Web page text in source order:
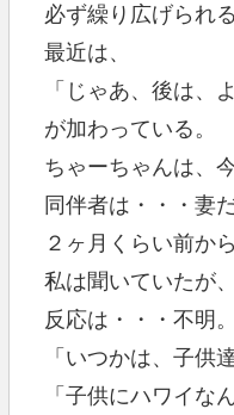
必ず繰り広げられ
最近は、
「じゃあ、後は、
が加わっている。
ちゃーちゃんは、
同伴者は・・・妻だ
２ヶ月くらい前か
私は聞いていたが
反応は・・・不明。
「いつかは、子供
「子供にハワイな